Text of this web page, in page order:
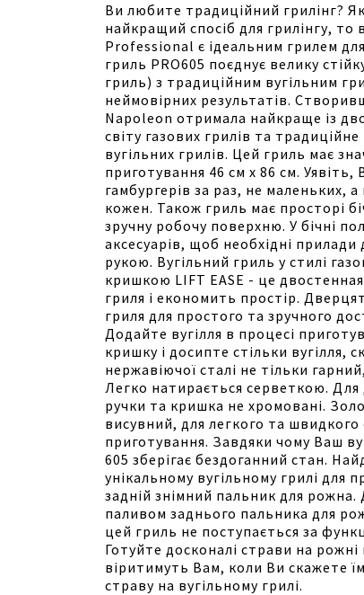
Ви любите традиційний грилінг?
найкращий спосіб для грилінгу, то
Professional є ідеальним грилем
гриль PRO605 поєднує велику
гриль) з традиційним вугільним
неймовірних результатів.
Napoleon отримала найкраще із
світу газових грилів та
вугільних грилів. Цей гриль має
приготування 46 см х 86 см.
гамбургерів за раз, не маленьких,
кожен. Також гриль має просторі
зручну робочу поверхню. У бічні
аксесуарів, щоб необхідні прилади
рукою. Вугільний гриль у стилі
кришкою LIFT EASE - це
гриля і економить простір.
гриля для простого та зручного
Додайте вугілля в процесі
кришку і досипте стільки вугілля,
нержавіючої сталі не тільки
Легко натирається серветкою.
ручки та кришка не хромовані.
висувний, для легкого та
приготування. Завдяки чому Ваш
605 зберігає бездоганний стан.
унікальному вугільному грилі для
задній знімний пальник для рожна.
паливом заднього пальника для
цей гриль не поступається за
Готуйте досконалі страви на
віритимуть Вам, коли Ви скажете
страву на вугільному грилі.